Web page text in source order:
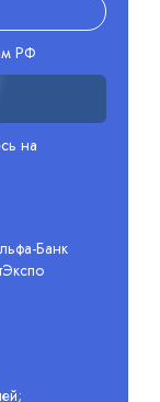
РФ
на
Банк
Экспо